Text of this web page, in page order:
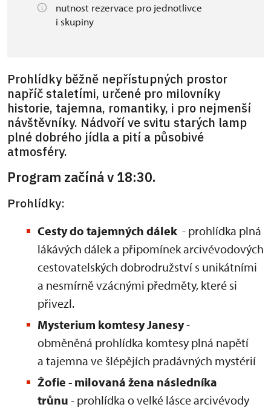
nutnost rezervace pro jednotlivce
i skupiny
Prohlídky běžně nepřístupných prostor
napříč staletími, určené pro milovníky
historie, tajemna, romantiky, i pro nejmenší
návštěvníky. Nádvoří ve svitu starých lamp
plné dobrého jídla a pití a působivé
atmosféry.
Program začíná v 18:30.
Prohlídky:
Cesty do tajemných dálek - prohlídka plná
lákávých dálek a připomínek arcivévodových
cestovatelských dobrodružství s unikátními
a nesmírně vzácnými předměty, které si
přivezl.
Mysterium komtesy Janesy-
obměněná prohlídka komtesy plná napětí
a tajemna ve šlépějích pradávných mystérií
Žofie - milovaná žena následníka
trůnu - prohlídka o velké lásce arcivévody